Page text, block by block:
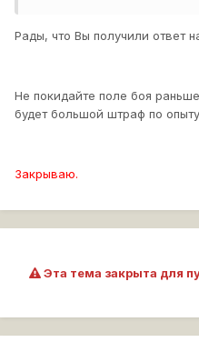
Рады, что Вы получили ответ
Не покидайте поле боя
будет большой штраф по
Закрываю.
Эта тема закрыта для